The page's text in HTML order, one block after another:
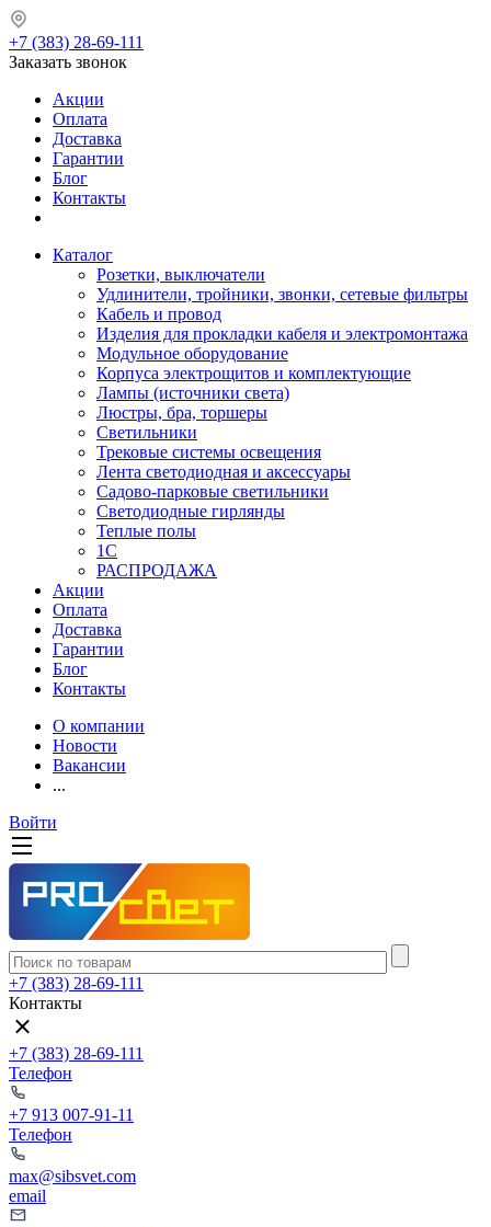
+7 (383) 28-69-111
Заказать звонок
Акции
Оплата
Доставка
Гарантии
Блог
Контакты
Каталог
Розетки, выключатели
Удлинители, тройники, звонки, сетевые фильтры
Кабель и провод
Изделия для прокладки кабеля и электромонтажа
Модульное оборудование
Корпуса электрощитов и комплектующие
Лампы (источники света)
Люстры, бра, торшеры
Светильники
Трековые системы освещения
Лента светодиодная и аксессуары
Садово-парковые светильники
Светодиодные гирлянды
Теплые полы
1С
РАСПРОДАЖА
Акции
Оплата
Доставка
Гарантии
Блог
Контакты
О компании
Новости
Вакансии
...
Войти
+7 (383) 28-69-111
Контакты
+7 (383) 28-69-111
Телефон
+7 913 007-91-11
Телефон
max@sibsvet.com
email